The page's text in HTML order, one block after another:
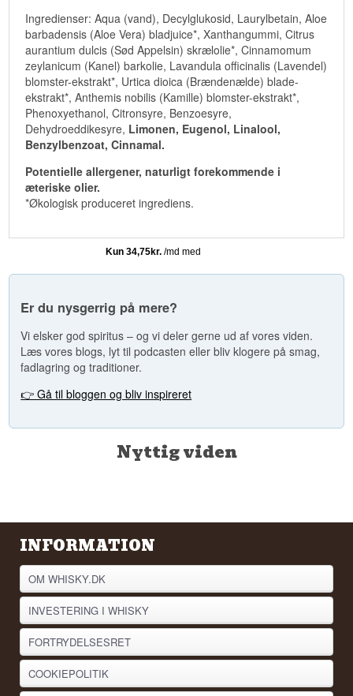
Ingredienser: Aqua (vand), Decylglukosid, Laurylbetain, Aloe
barbadensis (Aloe Vera) bladjuice*, Xanthangummi, Citrus
aurantium dulcis (Sød Appelsin) skrælolie*, Cinnamomum
zeylanicum (Kanel) barkolie, Lavandula officinalis (Lavendel)
blomster-ekstrakt*, Urtica dioica (Brændenælde) blade-
ekstrakt*, Anthemis nobilis (Kamille) blomster-ekstrakt*,
Phenoxyethanol, Citronsyre, Benzoesyre,
Dehydroeddikesyre, Limonen, Eugenol, Linalool,
Benzylbenzoat, Cinnamal.
Potentielle allergener, naturligt forekommende i
æteriske olier.
*Økologisk produceret ingrediens.
Er du nysgerrig på mere?
Vi elsker god spiritus – og vi deler gerne ud af vores viden.
Læs vores blogs, lyt til podcasten eller bliv klogere på smag,
fadlagring og traditioner.
👉 Gå til bloggen og bliv inspireret
Nyttig viden
INFORMATION
OM WHISKY.DK
INVESTERING I WHISKY
FORTRYDELSESRET
COOKIEPOLITIK